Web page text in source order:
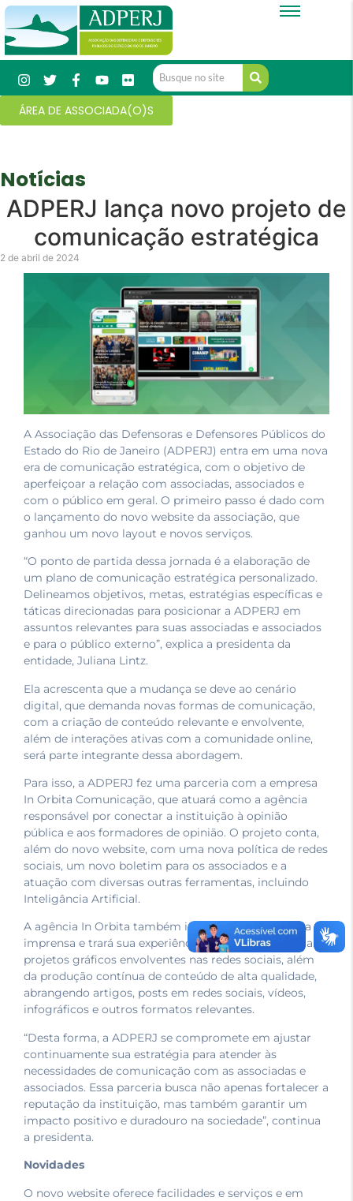
ÁREA DE ASSOCIADA(O)S
Notícias
ADPERJ lança novo projeto de
comunicação estratégica
2 de abril de 2024
A Associação das Defensoras e Defensores Públicos do
Estado do Rio de Janeiro (ADPERJ) entra em uma nova
era de comunicação estratégica, com o objetivo de
aperfeiçoar a relação com associadas, associados e
com o público em geral. O primeiro passo é dado com
o lançamento do novo website da associação, que
ganhou um novo layout e novos serviços.
“O ponto de partida dessa jornada é a elaboração de
um plano de comunicação estratégica personalizado.
Delineamos objetivos, metas, estratégias específicas e
táticas direcionadas para posicionar a ADPERJ em
assuntos relevantes para suas associadas e associados
e para o público externo”, explica a presidenta da
entidade, Juliana Lintz.
Ela acrescenta que a mudança se deve ao cenário
digital, que demanda novas formas de comunicação,
com a criação de conteúdo relevante e envolvente,
além de interações ativas com a comunidade online,
será parte integrante dessa abordagem.
Para isso, a ADPERJ fez uma parceria com a empresa
In Orbita Comunicação, que atuará como a agência
responsável por conectar a instituição à opinião
pública e aos formadores de opinião. O projeto conta,
além do novo website, com uma nova política de redes
sociais, um novo boletim para os associados e a
atuação com diversas outras ferramentas, incluindo
Inteligância Artificial.
A agência In Orbita também irá cuidar da assessoria de
imprensa e trará sua experiência em design para criar
projetos gráficos envolventes nas redes sociais, além
da produção contínua de conteúdo de alta qualidade,
abrangendo artigos, posts em redes sociais, vídeos,
infográficos e outros formatos relevantes.
“Desta forma, a ADPERJ se compromete em ajustar
continuamente sua estratégia para atender às
necessidades de comunicação com as associadas e
associados. Essa parceria busca não apenas fortalecer a
reputação da instituição, mas também garantir um
impacto positivo e duradouro na sociedade”, continua
a presidenta.
Novidades
O novo website oferece facilidades e serviços e em